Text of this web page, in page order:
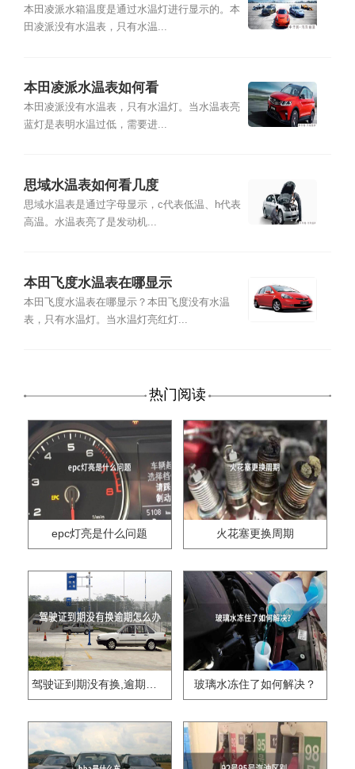
本田凌派水箱温度是通过水温灯进行显示的。本
田凌派没有水温表，只有水温...
本田凌派水温表如何看
本田凌派没有水温表，只有水温灯。当水温表亮
蓝灯是表明水温过低，需要进...
思域水温表如何看几度
思域水温表是通过字母显示，c代表低温、h代表
高温。水温表亮了是发动机...
本田飞度水温表在哪显示
本田飞度水温表在哪显示？本田飞度没有水温
表，只有水温灯。当水温灯亮红灯...
热门阅读
epc灯亮是什么问题 火花塞更换周期
玻璃水冻住了如何解决？